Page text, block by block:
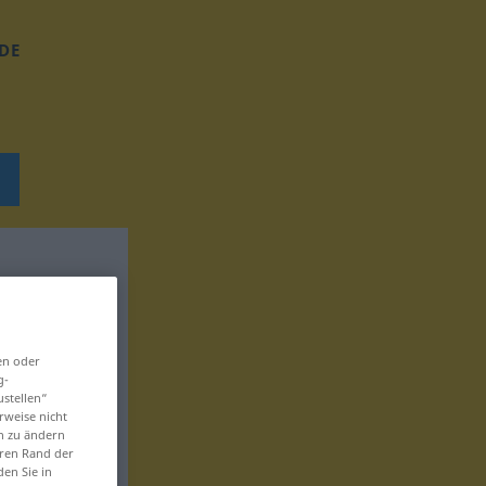
DE
oder
nicht
zu ändern
Rand der
Sie in